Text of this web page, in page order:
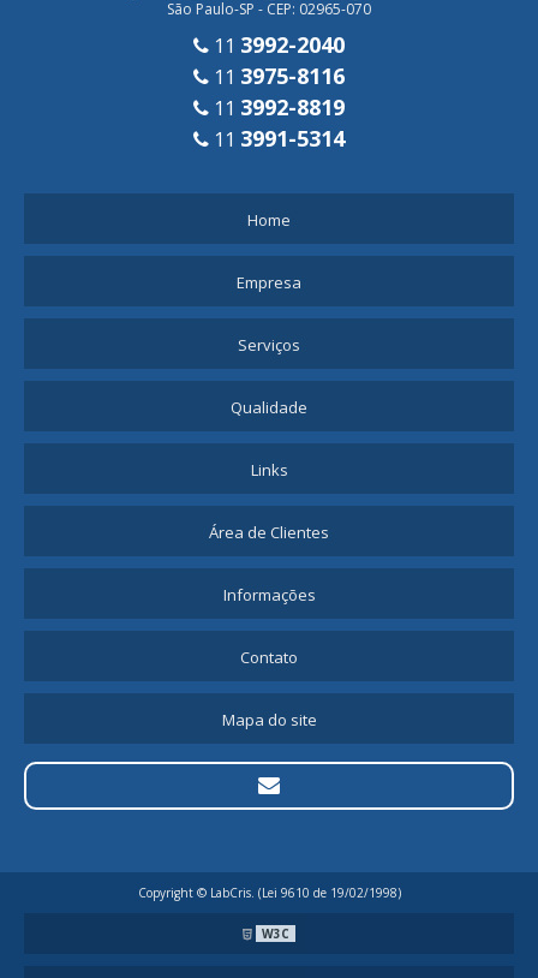
São Paulo-SP - CEP: 02965-070
11 3992-2040
11 3975-8116
11 3992-8819
11 3991-5314
Home
Empresa
Serviços
Qualidade
Links
Área de Clientes
Informações
Contato
Mapa do site
Copyright © LabCris. (Lei 9610 de 19/02/1998)
W3C